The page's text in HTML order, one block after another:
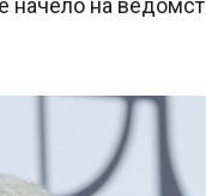
на